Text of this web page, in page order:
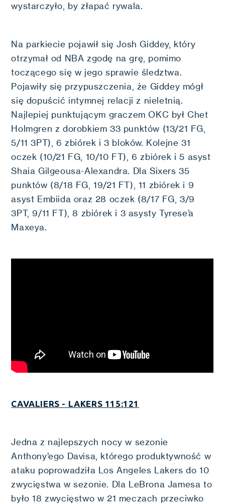
wystarczyło, by złapać rywala.
Na parkiecie pojawił się Josh Giddey, który
otrzymał od NBA zgodę na grę, pomimo
toczącego się w jego sprawie śledztwa.
Pojawiły się przypuszczenia, że Giddey mógł
się dopuścić intymnej relacji z nieletnią.
Najlepiej punktującym graczem OKC był Chet
Holmgren z dorobkiem 33 punktów (13/21 FG,
5/11 3PT), 6 zbiórek i 3 bloków. Kolejne 31
oczek (10/21 FG, 10/10 FT), 6 zbiórek i 5 asyst
Shaia Gilgeousa-Alexandra. Dla Sixers 35
punktów (8/18 FG, 19/21 FT), 11 zbiórek i 9
asyst Embiida oraz 28 oczek (8/17 FG, 3/9
3PT, 9/11 FT), 8 zbiórek i 3 asysty Tyrese’a
Maxeya.
CAVALIERS - LAKERS 115:121
Jedna z najlepszych nocy w sezonie
Anthony’ego Davisa, którego produktywność w
ataku poprowadziła Los Angeles Lakers do 10
zwycięstwa w sezonie. Dla LeBrona Jamesa to
było 18 zwycięstwo w 21 meczach przeciwko